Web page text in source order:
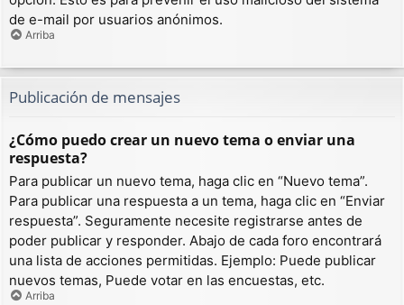
de e-mail por usuarios anónimos.
Arriba
Publicación de mensajes
¿Cómo puedo crear un nuevo tema o enviar una
respuesta?
Para publicar un nuevo tema, haga clic en “Nuevo tema”.
Para publicar una respuesta a un tema, haga clic en “Enviar
respuesta”. Seguramente necesite registrarse antes de
poder publicar y responder. Abajo de cada foro encontrará
una lista de acciones permitidas. Ejemplo: Puede publicar
nuevos temas, Puede votar en las encuestas, etc.
Arriba